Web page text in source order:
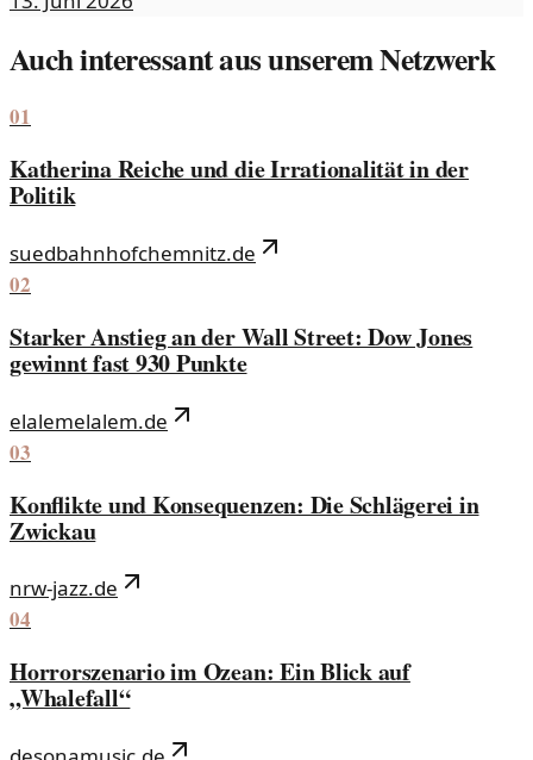
Auch interessant aus unserem Netzwerk
01
Katherina Reiche und die Irrationalität in der
Politik
suedbahnhofchemnitz.de
02
Starker Anstieg an der Wall Street: Dow Jones
gewinnt fast 930 Punkte
elalemelalem.de
03
Konflikte und Konsequenzen: Die Schlägerei in
Zwickau
nrw-jazz.de
04
Horrorszenario im Ozean: Ein Blick auf
„Whalefall“